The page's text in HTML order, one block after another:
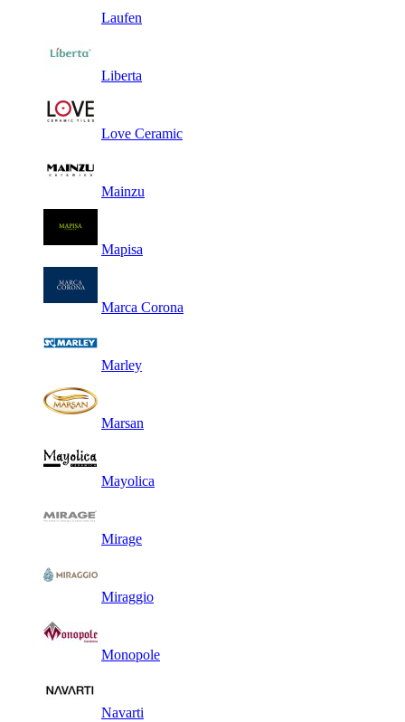
Laufen
Liberta
Love Ceramic
Mainzu
Mapisa
Marca Corona
Marley
Marsan
Mayolica
Mirage
Miraggio
Monopole
Navarti